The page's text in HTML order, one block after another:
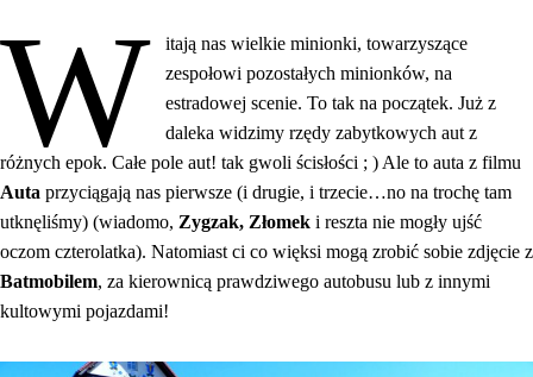
W
itają nas wielkie minionki, towarzyszące
zespołowi pozostałych minionków, na
estradowej scenie. To tak na początek. Już z
daleka widzimy rzędy zabytkowych aut z
różnych epok. Całe pole aut! tak gwoli ścisłości ; ) Ale to auta z filmu
Auta przyciągają nas pierwsze (i drugie, i trzecie…no na trochę tam
utknęliśmy) (wiadomo, Zygzak, Złomek i reszta nie mogły ujść
oczom czterolatka). Natomiast ci co więksi mogą zrobić sobie zdjęcie z
Batmobilem, za kierownicą prawdziwego autobusu lub z innymi
kultowymi pojazdami!